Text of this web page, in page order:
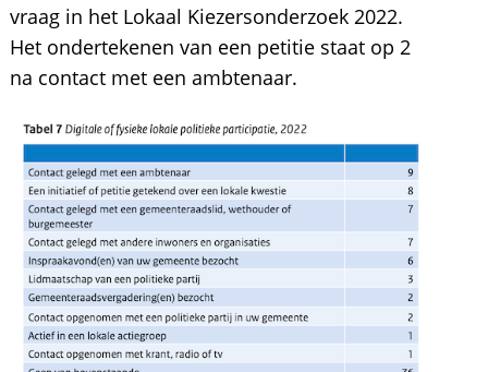
vraag in het Lokaal Kiezersonderzoek 2022.
Het ondertekenen van een petitie staat op 2
na contact met een ambtenaar.